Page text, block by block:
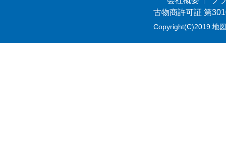
古物商許可証 第
Copyright(C)2019 地